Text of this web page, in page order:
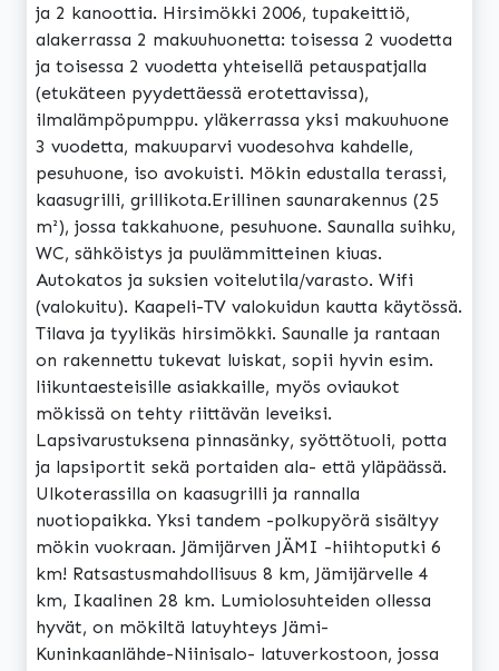
ja 2 kanoottia. Hirsimökki 2006, tupakeittiö,
alakerrassa 2 makuuhuonetta: toisessa 2 vuodetta
ja toisessa 2 vuodetta yhteisellä petauspatjalla
(etukäteen pyydettäessä erotettavissa),
ilmalämpöpumppu. yläkerrassa yksi makuuhuone
3 vuodetta, makuuparvi vuodesohva kahdelle,
pesuhuone, iso avokuisti. Mökin edustalla terassi,
kaasugrilli, grillikota.Erillinen saunarakennus (25
m²), jossa takkahuone, pesuhuone. Saunalla suihku,
WC, sähköistys ja puulämmitteinen kiuas.
Autokatos ja suksien voitelutila/varasto. Wifi
(valokuitu). Kaapeli-TV valokuidun kautta käytössä.
Tilava ja tyylikäs hirsimökki. Saunalle ja rantaan
on rakennettu tukevat luiskat, sopii hyvin esim.
liikuntaesteisille asiakkaille, myös oviaukot
mökissä on tehty riittävän leveiksi.
Lapsivarustuksena pinnasänky, syöttötuoli, potta
ja lapsiportit sekä portaiden ala- että yläpäässä.
Ulkoterassilla on kaasugrilli ja rannalla
nuotiopaikka. Yksi tandem -polkupyörä sisältyy
mökin vuokraan. Jämijärven JÄMI -hiihtoputki 6
km! Ratsastusmahdollisuus 8 km, Jämijärvelle 4
km, Ikaalinen 28 km. Lumiolosuhteiden ollessa
hyvät, on mökiltä latuyhteys Jämi-
Kuninkaanlähde-Niinisalo- latuverkostoon, jossa